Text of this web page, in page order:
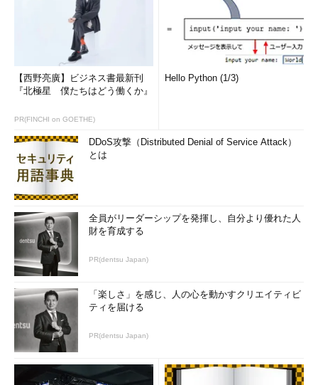
【西野亮廣】ビジネス書最新刊
『北極星 僕たちはどう働くか』
PR(FINCHI on GOETHE)
Hello Python (1/3)
DDoS攻撃（Distributed Denial of Service Attack）
とは
全員がリーダーシップを発揮し、自分より優れた人
財を育成する
PR(dentsu Japan)
「楽しさ」を感じ、人の心を動かすクリエイティビ
ティを届ける
PR(dentsu Japan)